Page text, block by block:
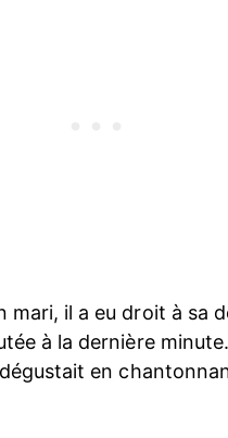
mari, il a eu droit à sa
à la dernière
en